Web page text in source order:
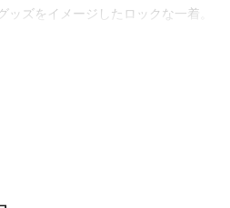
ッズをイメージしたロックな一着。